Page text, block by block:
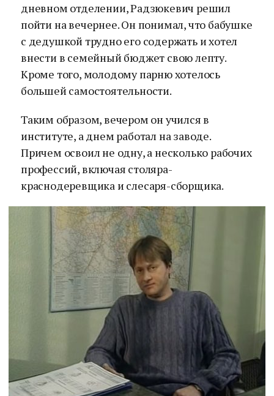
дневном отделении, Радзюкевич решил
пойти на вечернее. Он понимал, что бабушке
с дедушкой трудно его содержать и хотел
внести в семейный бюджет свою лепту.
Кроме того, молодому парню хотелось
большей самостоятельности.
Таким образом, вечером он учился в
институте, а днем работал на заводе.
Причем освоил не одну, а несколько рабочих
профессий, включая столяра-
краснодеревщика и слесаря-сборщика.